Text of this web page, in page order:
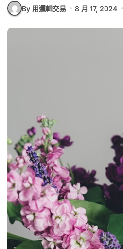
By 用邏輯交易 8 月 17, 2024